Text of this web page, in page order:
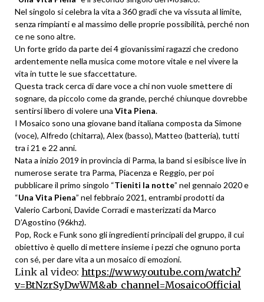
Nel singolo si celebra la vita a 360 gradi che va vissuta al limite,
senza rimpianti e al massimo delle proprie possibilità, perché non
ce ne sono altre.
Un forte grido da parte dei 4 giovanissimi ragazzi che credono
ardentemente nella musica come motore vitale e nel vivere la
vita in tutte le sue sfaccettature.
Questa track cerca di dare voce a chi non vuole smettere di
sognare, da piccolo come da grande, perché chiunque dovrebbe
sentirsi libero di volere una Vita Piena.
I Mosaico sono una giovane band italiana composta da Simone
(voce), Alfredo (chitarra), Alex (basso), Matteo (batteria), tutti
tra i 21 e 22 anni.
Nata a inizio 2019 in provincia di Parma, la band si esibisce live in
numerose serate tra Parma, Piacenza e Reggio, per poi
pubblicare il primo singolo “Tieniti la notte” nel gennaio 2020 e
“Una Vita Piena” nel febbraio 2021, entrambi prodotti da
Valerio Carboni, Davide Corradi e masterizzati da Marco
D’Agostino (96khz).
Pop, Rock e Funk sono gli ingredienti principali del gruppo, il cui
obiettivo è quello di mettere insieme i pezzi che ognuno porta
con sé, per dare vita a un mosaico di emozioni.
Link al video: https://www.youtube.com/watch?
v=BtNzrSyDwWM&ab_ channel=MosaicoOfficial